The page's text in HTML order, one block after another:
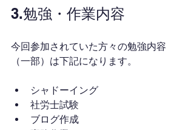
3.勉強・作業内容
今回参加されていた方々の勉強内容
（一部）は下記になります。
シャドーイング
社労士試験
ブログ作成